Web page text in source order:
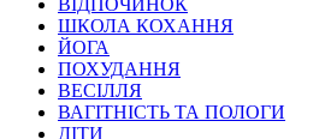
ВІДПОЧИНОК
ШКОЛА КОХАННЯ
ЙОГА
ПОХУДАННЯ
ВЕСІЛЛЯ
ВАГІТНІСТЬ ТА ПОЛОГИ
ДІТИ